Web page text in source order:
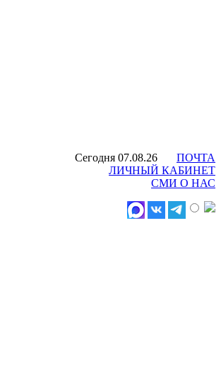
Сегодня 07.08.26
ПОЧТА
ЛИЧНЫЙ КАБИНЕТ
СМИ О НАС